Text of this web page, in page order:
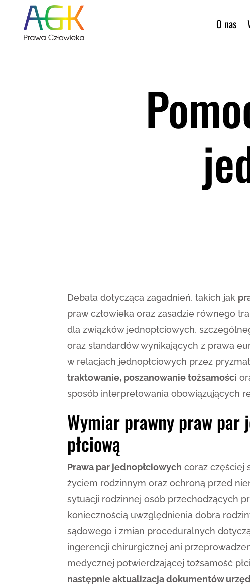
O nas
Debata dotycząca zagadnień, takich jak
praw człowieka oraz zasadzie równego
dla związków jednopłciowych,
oraz standardów wynikających z prawa
w relacjach jednopłciowych przez
traktowanie, poszanowanie tożsamości
sposób interpretowania obowiązujących
Wymiar prawny praw par
płciową
Prawa par jednopłciowych coraz częściej
życiem rodzinnym oraz ochroną przed
sytuacji rodzinnej osób przechodzących
koniecznością uwzględnienia dobra
sądowego i zmian proceduralnych
ingerencji chirurgicznej ani
medycznej potwierdzającej tożsamość
następnie aktualizacja dokumentów